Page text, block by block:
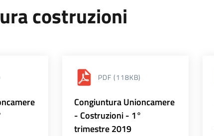
costruzioni
PDF (118KB)
Congiuntura Unioncamere
- Costruzioni - 1°
trimestre 2019